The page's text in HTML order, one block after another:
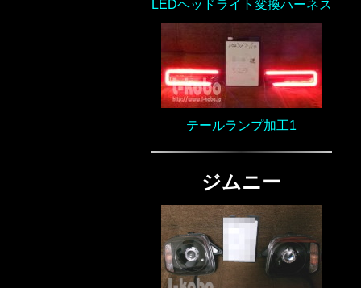
LEDヘッドライト変換ハーネス
テールランプ加工1
ジムニー